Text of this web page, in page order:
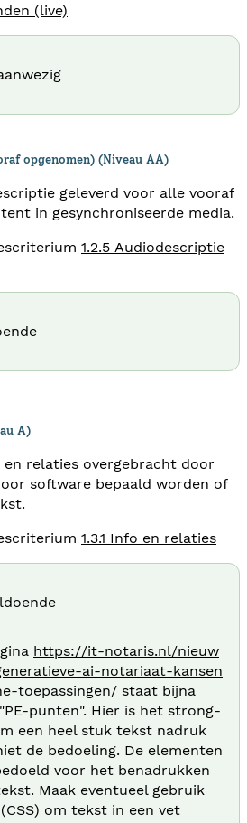
(live)
opgenomen) (Niveau AA)
geleverd voor alle vooraf
in gesynchroniseerde media.
1.2.5 Audiodescriptie
A)
relaties overgebracht door
software bepaald worden of
1.3.1 Info en relaties
https://it-notaris.nl/nieuw
ai-notariaat-kansen
toepassingen/ staat bijna
punten". Hier is het strong-
een heel stuk tekst nadruk
de bedoeling. De elementen
voor het benadrukken
Maak eventueel gebruik
om tekst in een vet